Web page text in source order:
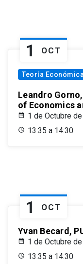
1 OCT
Teoría Económica
Leandro
of Economics
1 de Octubre
13:35 a 14:30
1 OCT
Yvan Becard,
1 de Octubre
13:35 a 14:30